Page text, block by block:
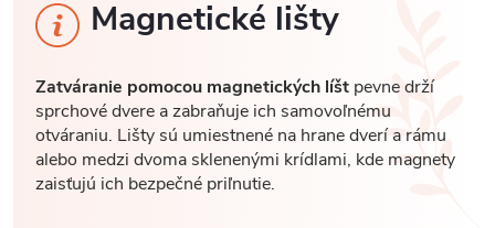
Magnetické lišty
Zatváranie pomocou magnetických líšt pevne drží
sprchové dvere a zabraňuje ich samovoľnému
otváraniu. Lišty sú umiestnené na hrane dverí a rámu
alebo medzi dvoma sklenenými krídlami, kde magnety
zaisťujú ich bezpečné priľnutie.